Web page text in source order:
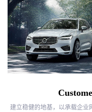
建立稳健的地基，以承载企业